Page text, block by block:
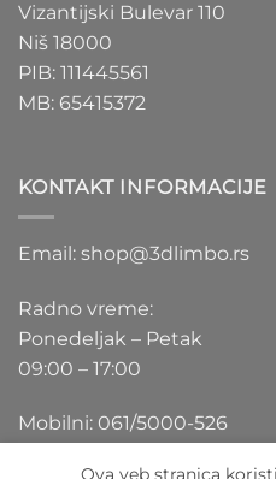
Vizantijski Bulevar 110
Niš 18000
PIB: 111445561
MB: 65415372
KONTAKT INFORMACIJE
Email: shop@3dlimbo.rs
Radno vreme:
Ponedeljak – Petak
09:00 – 17:00
Mobilni: 061/5000-526
Ova veb stranica